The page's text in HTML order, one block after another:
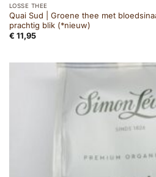
LOSSE THEE
Quai Sud | Groene thee met
prachtig blik (*nieuw)
€ 11,95